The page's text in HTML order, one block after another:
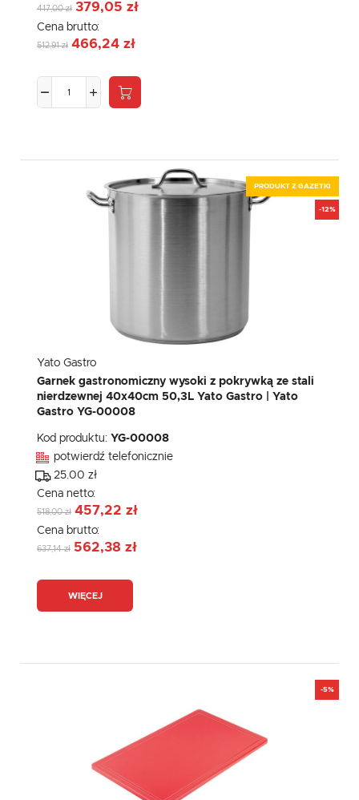
417,00 zł 379,05 zł
Cena brutto:
512,91 zł 466,24 zł
PRODUKT Z GAZETKI
-12%
Yato Gastro
Garnek gastronomiczny wysoki z pokrywką ze stali
nierdzewnej 40x40cm 50,3L Yato Gastro | Yato
Gastro YG-00008
Kod produktu: YG-00008
potwierdź telefonicznie
25.00 zł
Cena netto:
518,00 zł 457,22 zł
Cena brutto:
637,14 zł 562,38 zł
WIĘCEJ
-5%